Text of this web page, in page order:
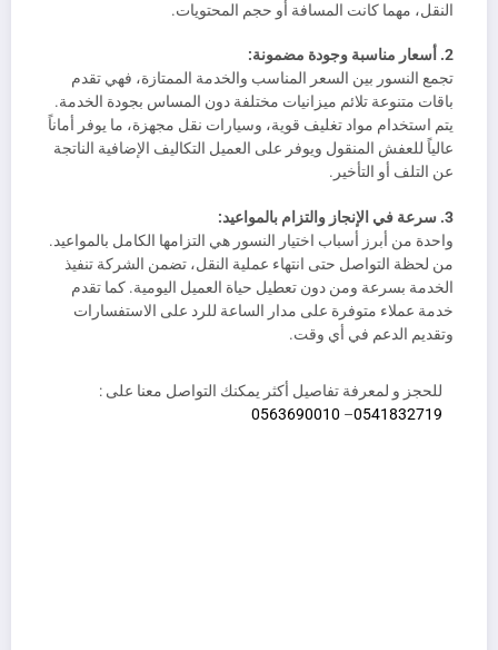
النقل، مهما كانت المسافة أو حجم المحتويات.
2. أسعار مناسبة وجودة مضمونة:
تجمع النسور بين السعر المناسب والخدمة الممتازة، فهي تقدم
باقات متنوعة تلائم ميزانيات مختلفة دون المساس بجودة الخدمة.
يتم استخدام مواد تغليف قوية، وسيارات نقل مجهزة، ما يوفر أماناً
عالياً للعفش المنقول ويوفر على العميل التكاليف الإضافية الناتجة
عن التلف أو التأخير.
3. سرعة في الإنجاز والتزام بالمواعيد:
واحدة من أبرز أسباب اختيار النسور هي التزامها الكامل بالمواعيد.
من لحظة التواصل حتى انتهاء عملية النقل، تضمن الشركة تنفيذ
الخدمة بسرعة ومن دون تعطيل حياة العميل اليومية. كما تقدم
خدمة عملاء متوفرة على مدار الساعة للرد على الاستفسارات
وتقديم الدعم في أي وقت.
للحجز و لمعرفة تفاصيل أكثر يمكنك التواصل معنا على :
0541832719
–
0563690010